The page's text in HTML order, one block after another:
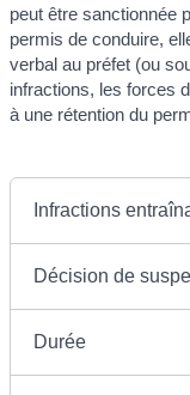
peut être sanctionnée
permis de conduire,
verbal au préfet (ou
infractions, les forces
à une rétention du
Infractions
Décision de
Durée